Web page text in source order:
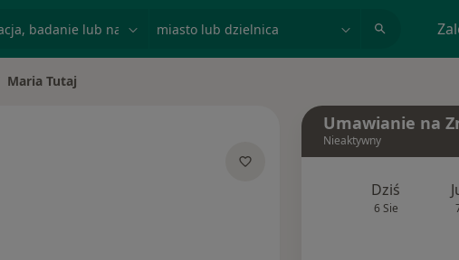
miasto
Maria Tutaj
Umawianie na
Nieaktywny
Dziś
6 Sie